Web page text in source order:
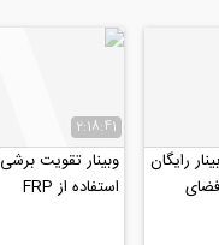
رایگان
2:18:41
وبینار تقویت
استفاده از FRP